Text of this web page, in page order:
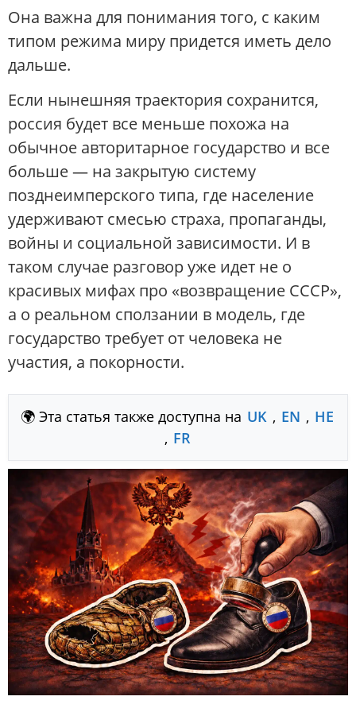
Она важна для понимания того, с каким
типом режима миру придется иметь дело
дальше.
Если нынешняя траектория сохранится,
россия будет все меньше похожа на
обычное авторитарное государство и все
больше — на закрытую систему
позднеимперского типа, где население
удерживают смесью страха, пропаганды,
войны и социальной зависимости. И в
таком случае разговор уже идет не о
красивых мифах про «возвращение СССР»,
а о реальном сползании в модель, где
государство требует от человека не
участия, а покорности.
🌍 Эта статья также доступна на UK , EN , HE
, FR